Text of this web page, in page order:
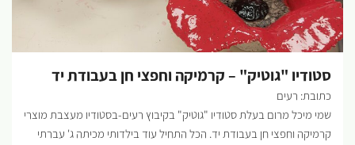
סטודיו "גוטיק" – קרמיקה וחפצי חן בעבודת יד
כתובת: רעים
שמי מיכל מרום בעלת סטודיו "גוטיק" בקיבוץ רעים-בסטודיו מעצבת מוצרי
קרמיקה וחפצי חן בעבודת יד. הכל התחיל עוד בילדותי מכיתה ג' עברתי